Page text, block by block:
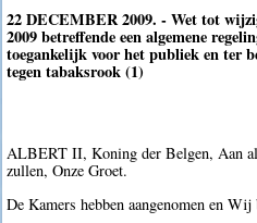
22 DECEMBER 2009. - Wet tot
2009 betreffende een algemene
toegankelijk voor het publiek en ter
tegen tabaksrook (1)
ALBERT II, Koning der Belgen, Aan
zullen, Onze Groet.
De Kamers hebben aangenomen en